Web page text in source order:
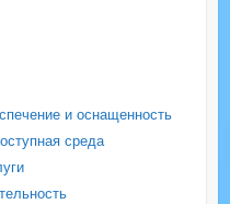
и оснащенность
среда